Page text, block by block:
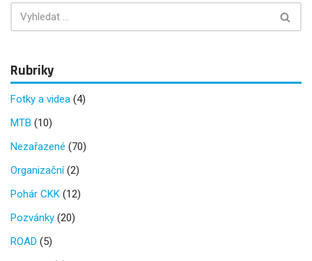
Rubriky
Fotky a videa (4)
MTB (10)
Nezařazené (70)
Organizační(2)
Pohár CKK (12)
Pozvánky (20)
ROAD (5)